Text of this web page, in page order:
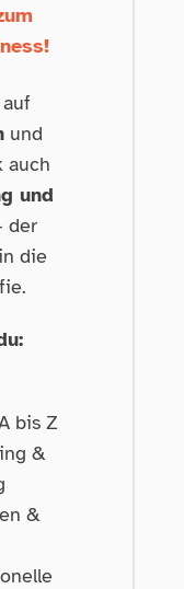
und
auch
und
der
die
bis Z
&
&